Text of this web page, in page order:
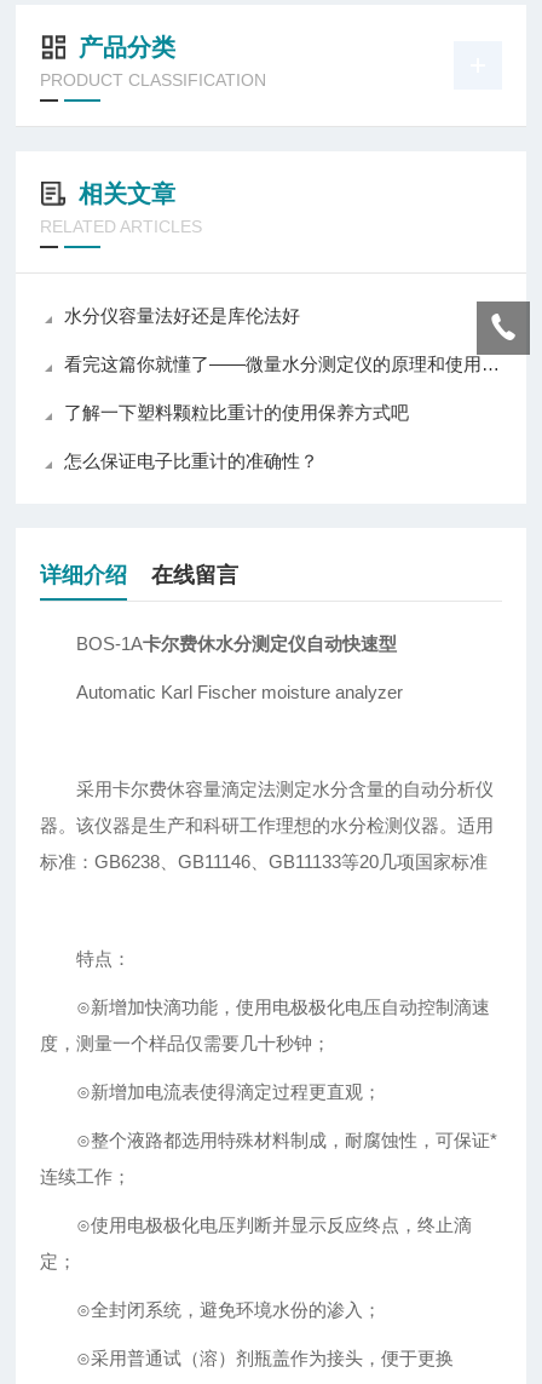
产品分类
PRODUCT CLASSIFICATION
相关文章
RELATED ARTICLES
水分仪容量法好还是库伦法好
看完这篇你就懂了——微量水分测定仪的原理和使用方法
了解一下塑料颗粒比重计的使用保养方式吧
怎么保证电子比重计的准确性？
详细介绍 在线留言
BOS-1A卡尔费休水分测定仪自动快速型
Automatic Karl Fischer moisture analyzer
采用卡尔费休容量滴定法测定水分含量的自动分析仪
器。该仪器是生产和科研工作理想的水分检测仪器。适用
标准：GB6238、GB11146、GB11133等20几项国家标准
特点：
⊙新增加快滴功能，使用电极极化电压自动控制滴速
度，测量一个样品仅需要几十秒钟；
⊙新增加电流表使得滴定过程更直观；
⊙整个液路都选用特殊材料制成，耐腐蚀性，可保证*
连续工作；
⊙使用电极极化电压判断并显示反应终点，终止滴
定；
⊙全封闭系统，避免环境水份的渗入；
⊙采用普通试（溶）剂瓶盖作为接头，便于更换